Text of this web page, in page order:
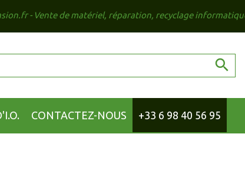
- Vente de matériel, réparation, recyclage

CONTACTEZ-NOUS +33 6 98 40 56 95